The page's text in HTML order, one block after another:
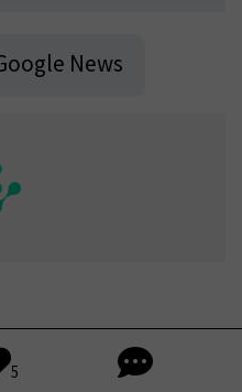
News
de Marseille :
et Rapide.
5